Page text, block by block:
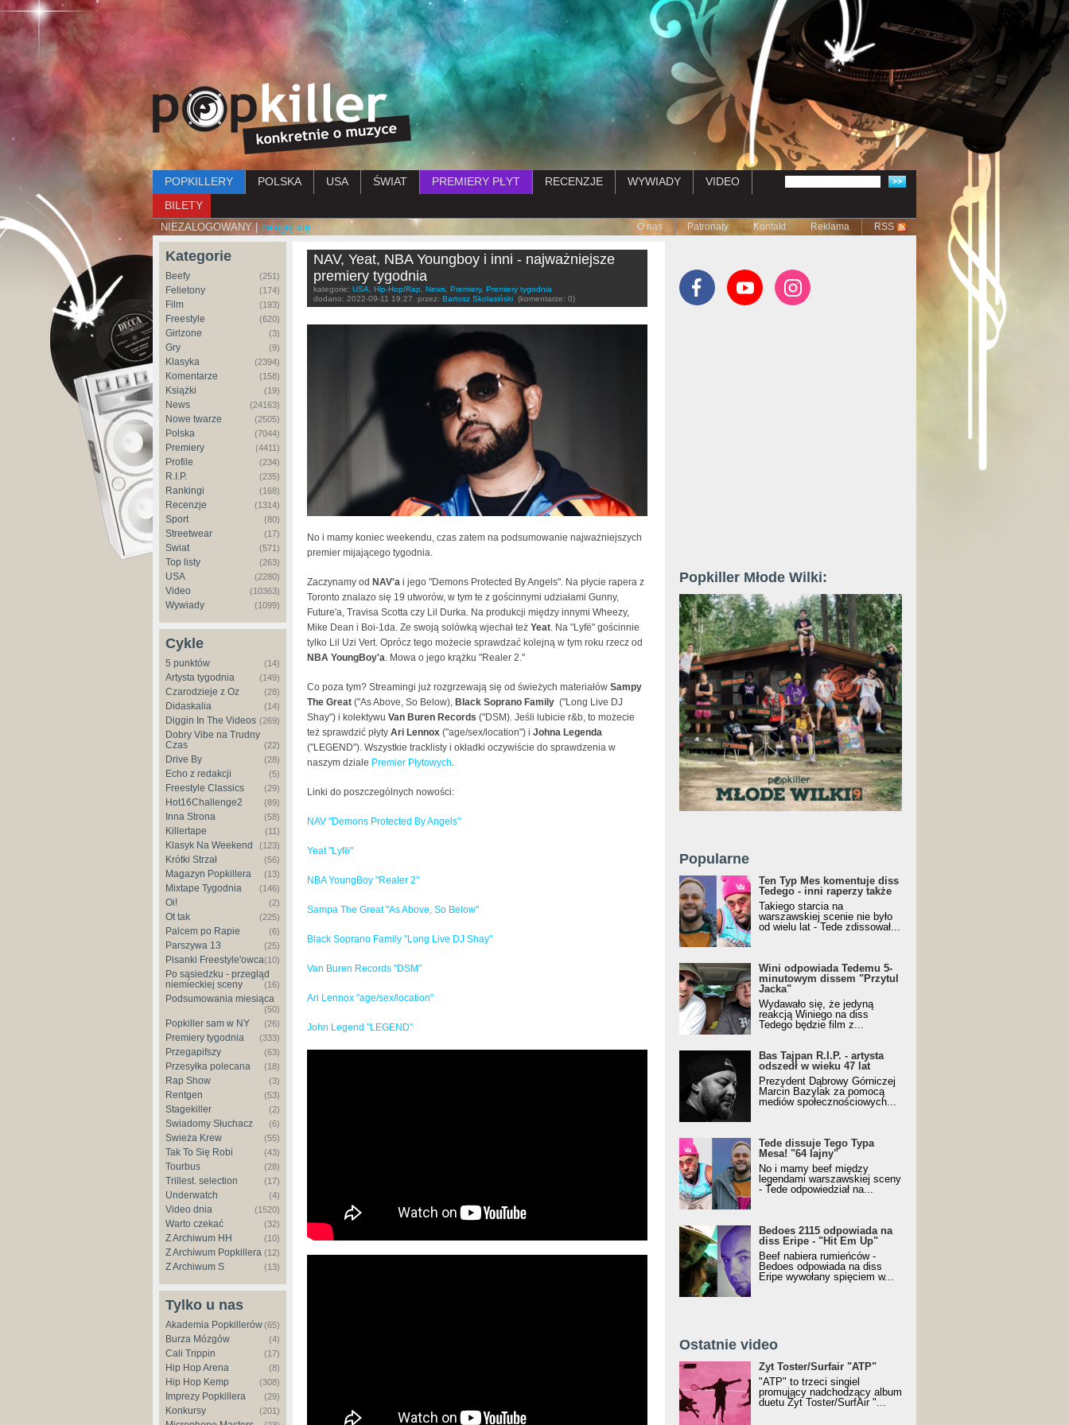
Przejdź do treści
Menu główne
POPKILLERY POLSKA USA ŚWIAT PREMIERY PŁYT RECENZJE WYWIADY
VIDEO
BILETY
NIEZALOGOWANY | zaloguj się Submenu
O nas Patronaty Kontakt Reklama RSS
Kategorie
Beefy (251)
Felietony (174)
Film (193)
Freestyle (620)
Girlzone (3)
Gry (9)
Klasyka (2394)
Komentarze (158)
Książki (19)
News (24163)
Nowe twarze (2505)
Polska (7044)
Premiery (4411)
Profile (234)
R.I.P. (235)
Rankingi (168)
Recenzje (1314)
Sport (80)
Streetwear (17)
Świat (571)
Top listy (263)
USA (2280)
Video (10363)
Wywiady (1099)
Cykle
5 punktów (14)
Artysta tygodnia (149)
Czarodzieje z Oz (28)
Didaskalia (14)
Diggin In The Videos (269)
Dobry Vibe na Trudny
Czas
(22)
Drive By (28)
Echo z redakcji (5)
Freestyle Classics (29)
Hot16Challenge2 (89)
Inna Strona (58)
Killertape (11)
Klasyk Na Weekend (123)
Krótki Strzał (56)
Magazyn Popkillera (13)
Mixtape Tygodnia (146)
Oi! (2)
Ot tak (225)
Palcem po Rapie (6)
Parszywa 13 (25)
Pisanki Freestyle'owca(10)
Po sąsiedzku - przegląd
niemieckiej sceny
(16)
Podsumowania miesiąca
(50)
Popkiller sam w NY (26)
Premiery tygodnia (333)
Przegapifszy (63)
Przesyłka polecana (18)
Rap Show (3)
Rentgen (53)
Stagekiller (2)
Świadomy Słuchacz (6)
Świeża Krew (55)
Tak To Się Robi (43)
Tourbus (28)
Trillest. selection (17)
Underwatch (4)
Video dnia (1520)
Warto czekać (32)
Z Archiwum HH (10)
Z Archiwum Popkillera (12)
Z Archiwum S (13)
Tylko u nas
Akademia Popkillerów(65)
Burza Mózgów (4)
Cali Trippin (17)
Hip Hop Arena (8)
Hip Hop Kemp (308)
Imprezy Popkillera (29)
Konkursy (201)
NAV, Yeat, NBA Youngboy i inni - najważniejsze
premiery tygodnia
kategorie: USA Hip-Hop/Rap News Premiery, Premiery tygodnia
dodano: 2022-09-11 19:27 przez: Bartosz Skolasiński (komentarze: 0)
No i mamy koniec weekendu, czas zatem na podsumowanie najważniejszych
premier mijającego tygodnia.
Zaczynamy od NAV'a i jego "Demons Protected By Angels". Na płycie rapera z
Toronto znalazo się 19 utworów, w tym te z gościnnymi udziałami Gunny,
Future'a, Travisa Scotta czy Lil Durka. Na produkcji między innymi Wheezy,
Mike Dean i Boi-1da. Ze swoją solówką wjechał też Yeat . Na "Lyfë" gościnnie
tylko Lil Uzi Vert. Oprócz tego możecie sprawdzać kolejną w tym roku rzecz od
NBA YoungBoy'a . Mowa o jego krążku "Realer 2."
Co poza tym? Streamingi już rozgrzewają się od świeżych materiałów Sampy
The Great ("As Above, So Below), Black Soprano Family ("Long Live DJ
Shay") i kolektywu Van Buren Records ("DSM). Jeśli lubicie r&b, to możecie
też sprawdzić płyty Ari Lennox ("age/sex/location") i Johna Legenda
("LEGEND"). Wszystkie tracklisty i okładki oczywiście do sprawdzenia w
naszym dziale Premier Płytowych
Linki do poszczególnych nowości:
NAV "Demons Protected By Angels"
Yeat "Lyfë"
NBA YoungBoy "Realer 2"
Sampa The Great "As Above, So Below"
Black Soprano Family "Long Live DJ Shay"
Van Buren Records "DSM"
Ari Lennox "age/sex/location"
John Legend "LEGEND"
Popkiller Młode Wilki:
Popularne
Ten Typ Mes komentuje diss
Tedego - inni raperzy także
Takiego starcia na
warszawskiej scenie nie było
od wielu lat - Tede zdissował...
Wini odpowiada Tedemu 5-
minutowym dissem "Przytul
Jacka"
Wydawało się, że jedyną
reakcją Winiego na diss
Tedego będzie film z...
Bas Tajpan R.I.P. - artysta
odszedł w wieku 47 lat
Prezydent Dąbrowy Górniczej
Marcin Bazylak za pomocą
mediów społecznościowych...
Tede dissuje Tego Typa
Mesa! "64 lajny"
No i mamy beef między
legendami warszawskiej sceny
- Tede odpowiedział na...
Bedoes 2115 odpowiada na
diss Eripe - "Hit Em Up"
Beef nabiera rumieńców -
Bedoes odpowiada na diss
Eripe wywołany spięciem w...
Ostatnie video
Żyt Toster/SurfAir - ATP VIDEO
Żyt Toster/Surfair "ATP"
"ATP" to trzeci singiel
promujący nadchodzący album
duetu Żyt Toster/SurfAir "...